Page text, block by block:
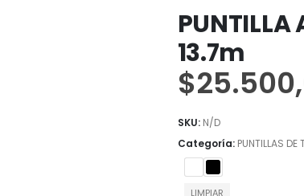
PUNTILLA
13.7m
$
SKU: N/D
Categoría: PUNTILLAS DE
LIMPIAR